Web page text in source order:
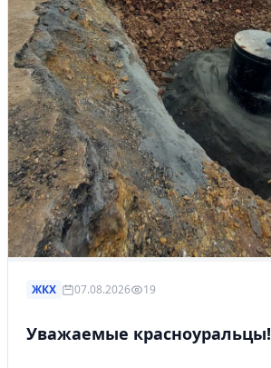
ЖКХ 07.08.2026 19
Уважаемые красноуральцы!